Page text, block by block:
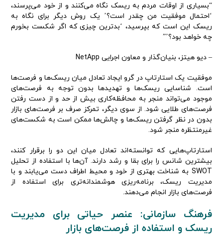
“بسیاری از اوقات مردم به ریسک نگاه می‌کنند و از خود می‌پرسند،
‘احتمال موفقیت من چقدر است؟’ یک روش دیگر برای نگاه به
ریسک این است که بپرسید، ‘بدترین چیزی که اگر شکست بخورم
چه خواهد بود؟’”
– دیو هیتز، بنیان‌گذار و معاون اجرایی NetApp
موفقیت یک استارتاپ در گرو ایجاد تعادل میان ریسک‌ها و فرصت‌ها
است. شناسایی ریسک‌ها و تهدیدها بدون توجه به فرصت‌های
موجود می‌تواند منجر به محافظه‌کاری بیش از حد و از دست رفتن
فرصت‌های طلایی شود. از سوی دیگر، تمرکز صرف بر فرصت‌های بازار
بدون در نظر گرفتن ریسک‌ها و چالش‌ها ممکن است به شکست‌های
غیرمنتظره منجر شود.
استارتاپ‌هایی که توانسته‌اند تعادل میان این دو را برقرار کنند،
بیشترین شانس را برای بقا و رشد دارند. آن‌ها با استفاده از تحلیل
SWOT به شناخت بهتری از خود و محیط اطراف دست می‌یابند و با
مدیریت ریسک، برنامه‌ریزی هوشمندانه‌تری برای استفاده از
فرصت‌های بازار انجام می‌دهند.
فرهنگ سازمانی: عنصر حیاتی برای مدیریت
ریسک و استفاده از فرصت‌های بازار